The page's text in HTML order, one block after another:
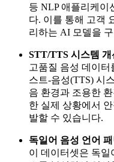
등 NLP 애플리케이
다. 이를 통해 고객
리하는 AI 모델을
STT/TTS 시스템 개
고품질 음성 데이터
스트-음성(TTS) 시
음 환경과 조용한
한 실제 상황에서
발할 수 있습니다.
독일어 음성 언어
이 데이터셋은 독